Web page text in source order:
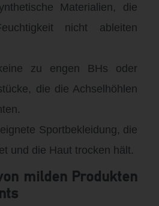
Materialien, die
nicht ableiten
zu engen BHs oder
die die Achselhöhlen
Sportbekleidung, die
und die Haut trocken hält.
milden Produkten